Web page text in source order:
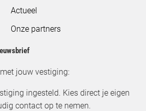
Actueel
Onze partners
jouw vestiging:
ingesteld. Kies direct je eigen
contact op te nemen.